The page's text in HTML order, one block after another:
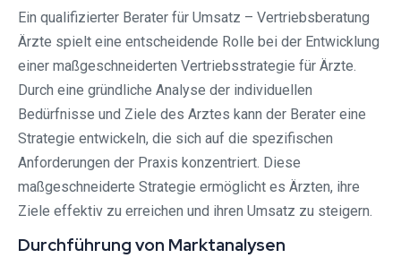
Ein qualifizierter Berater für Umsatz – Vertriebsberatung
Ärzte spielt eine entscheidende Rolle bei der Entwicklung
einer maßgeschneiderten Vertriebsstrategie für Ärzte.
Durch eine gründliche Analyse der individuellen
Bedürfnisse und Ziele des Arztes kann der Berater eine
Strategie entwickeln, die sich auf die spezifischen
Anforderungen der Praxis konzentriert. Diese
maßgeschneiderte Strategie ermöglicht es Ärzten, ihre
Ziele effektiv zu erreichen und ihren Umsatz zu steigern.
Durchführung von Marktanalysen